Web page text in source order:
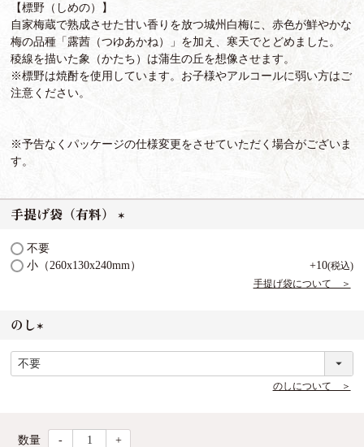
【標野（しめの）】
自家梅蔵で熟成させた甘い香りを放つ城州白梅に、赤色が鮮やかな
梅の品種「露茜（つゆあかね）」を加え、寒天でとどめました。
稜線を描いた象（かたち）は蒲生の丘を想像させます。
※標野は焼酎を使用しています。お子様やアルコールに弱い方はご
注意ください。
※予告なくパッケージの仕様変更をさせていただく場合がございま
す。
手提げ袋（有料）
不要
小（260x130x240mm）
+10 税込
手提げ袋について ＞
のし
(
必
のしについて ＞
- +